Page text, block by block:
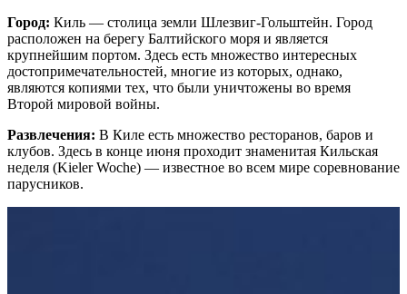
Город: Киль — столица земли Шлезвиг-Гольштейн. Город
расположен на берегу Балтийского моря и является
крупнейшим портом. Здесь есть множество интересных
достопримечательностей, многие из которых, однако,
являются копиями тех, что были уничтожены во время
Второй мировой войны.
Развлечения: В Киле есть множество ресторанов, баров и
клубов. Здесь в конце июня проходит знаменитая Кильская
неделя (Kieler Woche) — известное во всем мире соревнование
парусников.